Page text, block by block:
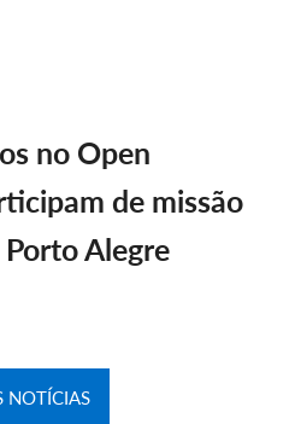
no Open
de missão
Alegre
NOTÍCIAS